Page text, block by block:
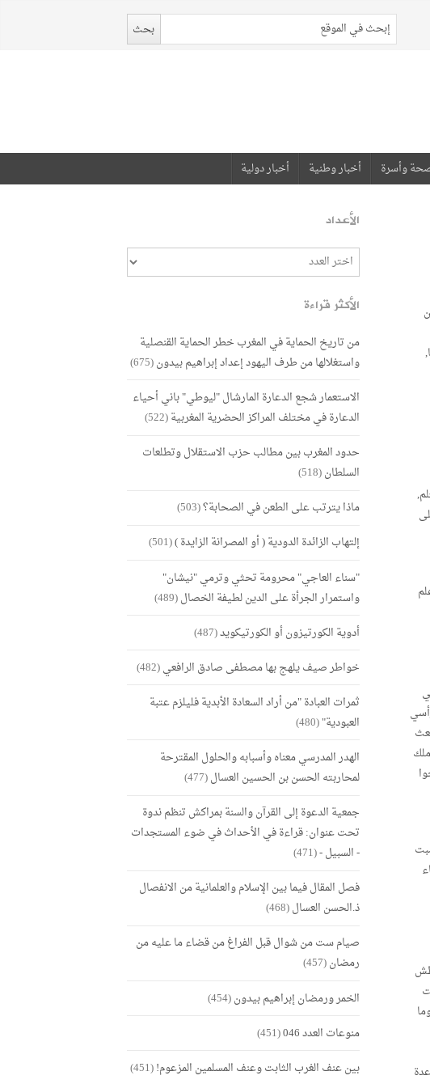
وأسرة أخبار وطنية أخبار دولية
الأعداد
الأكثر قراءة
من تاريخ الحماية في المغرب خطر الحماية القنصلية
واستغلالها من طرف اليهود إعداد إبراهيم بيدون(675)
الاستعمار شجع الدعارة المارشال "ليوطي" باني أحياء
الدعارة في مختلف المراكز الحضرية المغربية(522)
حدود المغرب بين مطالب حزب الاستقلال وتطلعات
السلطان(518)
ماذا يترتب على الطعن في الصحابة؟(503)
إلتهاب الزائدة الدودية ( أو المصرانة الزايدة )(501)
"سناء العاجي" محرومة تحثي وترمي "نيشان"
واستمرار الجرأة على الدين لطيفة الخصال(489)
أدوية الكورتيزون أو الكورتيكويد(487)
خواطر صيف يلهج بها مصطفى صادق الرافعي(482)
ثمرات العبادة "من أراد السعادة الأبدية فليلزم عتبة
العبودية"(480)
الهدر المدرسي معناه وأسبابه والحلول المقترحة
لمحاربته الحسن بن الحسين العسال(477)
جمعية الدعوة إلى القرآن والسنة بمراكش تنظم ندوة
تحت عنوان: قراءة في الأحداث في ضوء المستجدات
- السبيل -(471)
فصل المقال فيما بين الإسلام والعلمانية من الانفصال
ذ.الحسن العسال(468)
صيام ست من شوال قبل الفراغ من قضاء ما عليه من
رمضان(457)
الخمر ورمضان إبراهيم بيدون(454)
منوعات العدد 046
(451)
بين عنف الغرب الثابت وعنف المسلمين المزعوم!(451)